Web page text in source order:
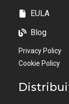
EULA
Blog
Privacy Policy
Cookie Policy